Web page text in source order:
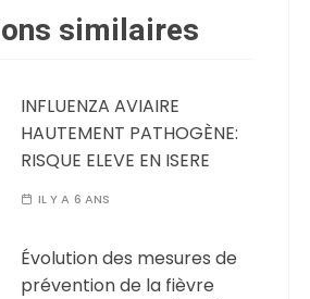
similaires
INFLUENZA AVIAIRE
HAUTEMENT PATHOGÈNE:
RISQUE ELEVE EN ISERE
IL Y A 6 ANS
Évolution des mesures de
prévention de la fièvre